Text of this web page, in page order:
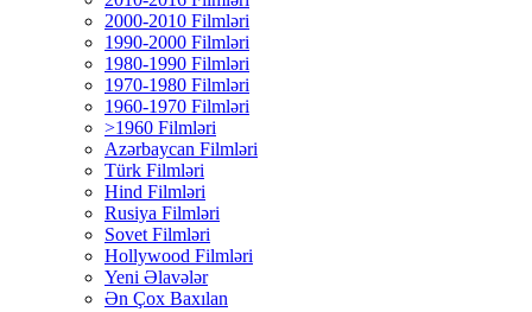
2000-2010 Filmləri
1990-2000 Filmləri
1980-1990 Filmləri
1970-1980 Filmləri
1960-1970 Filmləri
>1960 Filmləri
Azərbaycan Filmləri
Türk Filmləri
Hind Filmləri
Rusiya Filmləri
Sovet Filmləri
Hollywood Filmləri
Yeni Əlavələr
Ən Çox Baxılan